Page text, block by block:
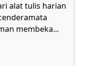
alat tulis harian
membeka...